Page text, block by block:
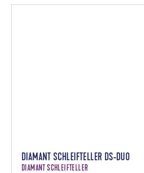
DIAMANT SCHLEIFTELLER DS-DUO
DIAMANT SCHLEIFTELLER